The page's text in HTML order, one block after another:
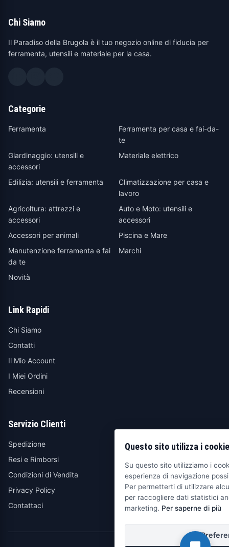
Chi Siamo
Il Paradiso della Brugola è il tuo negozio online di fiducia per
ferramenta, utensili e materiale per la casa.
Categorie
Ferramenta
Ferramenta per casa e fai-da-
te
Giardinaggio: utensili e
accessori
Materiale elettrico
Edilizia: utensili e ferramenta
Climatizzazione per casa e
lavoro
Agricoltura: attrezzi e
accessori
Auto e Moto: utensili e
accessori
Accessori per animali
Piscina e Mare
Manutenzione ferramenta e fai
da te
Marchi
Novità
Link Rapidi
Chi Siamo
Contatti
Il Mio Account
I Miei Ordini
Recensioni
Servizio Clienti
Spedizione
Resi e Rimborsi
Condizioni di Vendita
Privacy Policy
Contattaci
Questo sito utilizza i cookie
Su questo sito utilizziamo i
esperienza di navigazione
Per permetterti di utilizzare
per raccogliere dati statistici
marketing. Per saperne di più